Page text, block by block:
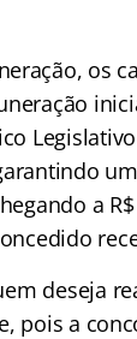
os
a
deseja
pois a